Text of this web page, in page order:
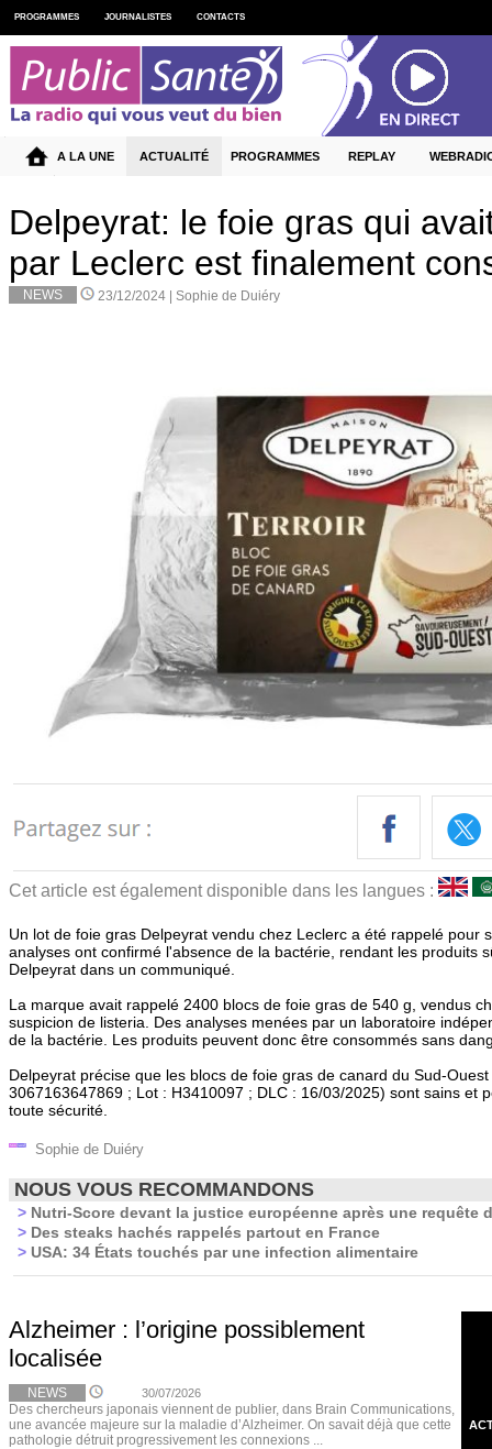
Delpeyrat: le foie gras qui
par Leclerc est finalement
NEWS 23/12/2024 | Sophie de Duiéry
Cet article est également disponible dans les langues :
Un lot de foie gras Delpeyrat vendu chez Leclerc a été rappelé pour
analyses ont confirmé l'absence de la bactérie, rendant les produits
Delpeyrat dans un communiqué.
La marque avait rappelé 2400 blocs de foie gras de 540 g, vendus
suspicion de listeria. Des analyses menées par un laboratoire
de la bactérie. Les produits peuvent donc être consommés sans
Delpeyrat précise que les blocs de foie gras de canard du Sud-
3067163647869 ; Lot : H3410097 ; DLC : 16/03/2025) sont sains et
toute sécurité.
Sophie de Duiéry
NOUS VOUS RECOMMANDONS
> Nutri-Score devant la justice européenne après une requête
> Des steaks hachés rappelés partout en France
> USA: 34 États touchés par une infection alimentaire
Alzheimer : l’origine possiblement
localisée
NEWS 30/07/2026
Des chercheurs japonais viennent de publier, dans Brain Communications,
une avancée majeure sur la maladie d’Alzheimer. On savait déjà que cette
pathologie détruit progressivement les connexions ...
PROGRAMMES JOURNALISTES CONTACTS
A LA UNE ACTUALITÉ PROGRAMMES REPLAY